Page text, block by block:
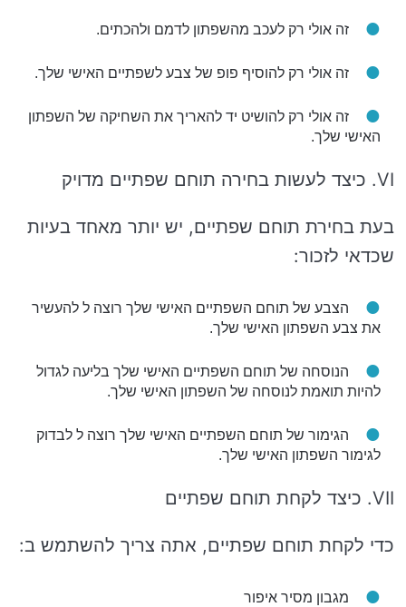
זה אולי רק לעכב מהשפתון לדמם ולהכתים.
זה אולי רק להוסיף פופ של צבע לשפתיים האישי שלך.
זה אולי רק להושיט יד להאריך את השחיקה של השפתון
האישי שלך.
VI. כיצד לעשות בחירה תוחם שפתיים מדויק
בעת בחירת תוחם שפתיים, יש יותר מאחד בעיות
שכדאי לזכור:
הצבע של תוחם השפתיים האישי שלך רוצה ל להעשיר
את צבע השפתון האישי שלך.
הנוסחה של תוחם השפתיים האישי שלך בליעה לגדול
להיות תואמת לנוסחה של השפתון האישי שלך.
הגימור של תוחם השפתיים האישי שלך רוצה ל לבדוק
לגימור השפתון האישי שלך.
VII. כיצד לקחת תוחם שפתיים
כדי לקחת תוחם שפתיים, אתה צריך להשתמש ב:
מגבון מסיר איפור